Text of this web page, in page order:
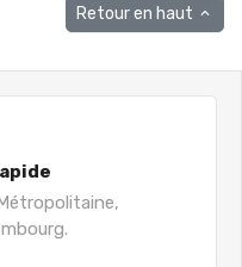
Retour en haut 